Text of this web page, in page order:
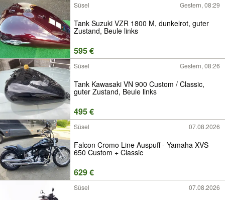
Süsel Gestern, 08:29
Tank Suzuki VZR 1800 M, dunkelrot, guter
Zustand, Beule links
595 €
Süsel Gestern, 08:26
Tank Kawasaki VN 900 Custom / Classic,
guter Zustand, Beule links
495 €
Süsel 07.08.2026
Falcon Cromo Line Auspuff - Yamaha XVS
650 Custom + Classic
629 €
Süsel 07.08.2026